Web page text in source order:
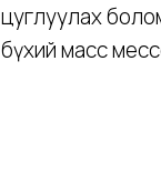
цуглуулах
бүхий масс